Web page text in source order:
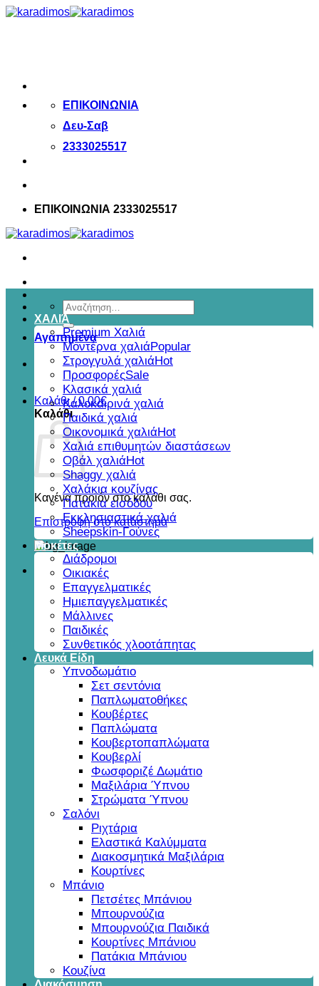
Μετάβαση
ΕΠΙΚΟΙΝΩΝΙΑ
Δευ-Σαβ
2333025517
ΕΠΙΚΟΙΝΩΝΙΑ 2333025517
Αναζήτηση
για:
Αγαπημένα
Καλάθι /0,00€
Καλάθι
Κανένα προϊόν στο καλάθι σας.
Επιστροφή στο κατάστημα
ΧΑΛΙΆ
Premium Χαλιά
Μοντέρνα χαλιά
Στρογγυλά χαλιά
Προσφορές
Κλασικά χαλιά
Καλοκαιρινά χαλιά
Παιδικά χαλιά
Οικονομικά χαλιά
Χαλιά επιθυμητών διαστάσεων
Οβάλ χαλιά
Shaggy χαλιά
Χαλάκια κουζίνας
Πατάκια εισόδου
Εκκλησιαστικά χαλιά
Sheepskin-Γούνες
Μοκέτες
Διάδρομοι
Οικιακές
Επαγγελματικές
Ημιεπαγγελματικές
Μάλλινες
Παιδικές
Συνθετικός χλοοτάπητας
Λευκά Είδη
Υπνοδωμάτιο
Σετ σεντόνια
Παπλωματοθήκες
Κουβέρτες
Παπλώματα
Κουβερτοπαπλώματα
Κουβερλί
Φωσφοριζέ Δωμάτιο
Μαξιλάρια Ύπνου
Στρώματα Ύπνου
Σαλόνι
Ριχτάρια
Ελαστικά Καλύμματα
Διακοσμητικά Μαξιλάρια
Κουρτίνες
Μπάνιο
Πετσέτες Μπάνιου
Μπουρνούζια
Μπουρνούζια Παιδικά
Κουρτίνες Μπάνιου
Πατάκια Μπάνιου
Κουζίνα